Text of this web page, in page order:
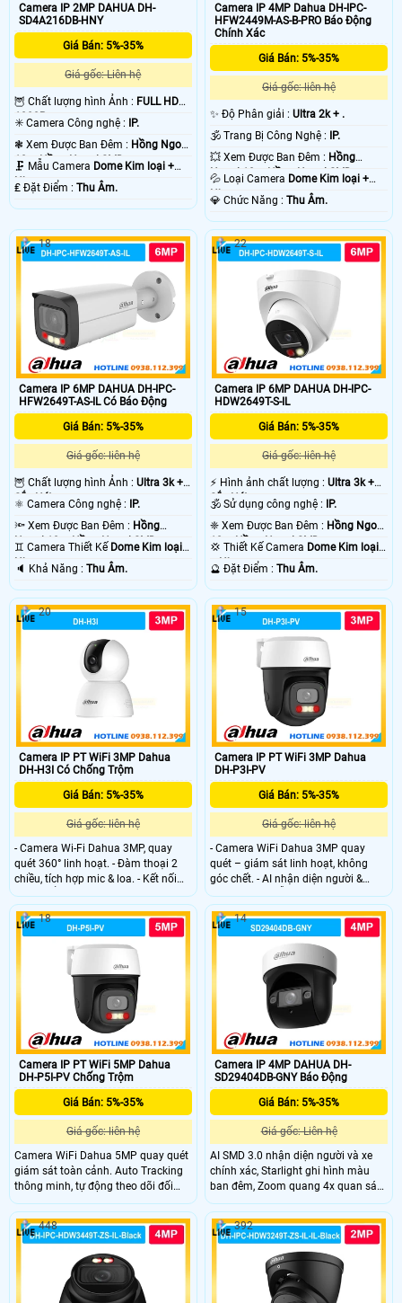
Camera IP 2MP DAHUA DH-
SD4A216DB-HNY
Giá Bán: 5%-35%
Giá gốc: Liên hệ
🦉 Chất lượng hình Ảnh : FULL HD
1080P .
✳️ Camera Công nghệ :
IP.
❃ Xem Được Ban Đêm : Hồng Ngoại
10m Hồng Ngoại SMD.
🗜️ Mẫu Camera Dome Kim loại +
Nhựa.
️₤ Đặt Điểm : Thu Âm.
Camera IP 4MP Dahua DH-IPC-
HFW2449M-AS-B-PRO Báo Động
Chính Xác
Giá Bán: 5%-35%
Giá gốc: liên hệ
✨ Độ Phân giải :Ultra 2k + .
🕉️ Trang Bị Công Nghệ :
IP.
💥 Xem Được Ban Đêm : Hồng
Ngoại 10m Hồng Ngoại SMD.
💦 Loại Camera Dome Kim loại +
Nhựa.
️💎 Chức Năng :Thu Âm.
Camera IP 6MP DAHUA DH-IPC-
HFW2649T-AS-IL Có Báo Động
Giá Bán: 5%-35%
Giá gốc: liên hệ
🦉 Chất lượng hình Ảnh : Ultra 3k +
Sắc Nét .
⚛️ Camera Công nghệ :
IP.
🔦 Xem Được Ban Đêm : Hồng
Ngoại 10m Hồng Ngoại SMD.
♊ Camera Thiết Kế Dome Kim loại +
Nhựa.
️🔈 Khả Năng : Thu Âm.
18
Camera IP 6MP DAHUA DH-IPC-
HDW2649T-S-IL
Giá Bán: 5%-35%
Giá gốc: liên hệ
️⚡ Hình ảnh chất lượng :Ultra 3k +
Sắc Nét .
🕉️ Sử dụng công nghệ :
IP.
❈ Xem Được Ban Đêm : Hồng Ngoại
10m Hồng Ngoại SMD.
💢 Thiết Kế Camera Dome Kim loại
+ Nhựa.
️🔮 Đặt Điểm :Thu Âm.
22
Camera IP PT WiFi 3MP Dahua
DH-H3I Có Chống Trộm
Giá Bán: 5%-35%
Giá gốc: liên hệ
- Camera Wi-Fi Dahua 3MP, quay
quét 360° linh hoạt. - Đàm thoại 2
chiều, tích hợp mic & loa. - Kết nối
Wi-Fi 6 ổn định, xem từ xa qua điện
thoại.
20
Camera IP PT WiFi 3MP Dahua
DH-P3I-PV
Giá Bán: 5%-35%
Giá gốc: liên hệ
- Camera WiFi Dahua 3MP quay
quét – giám sát linh hoạt, không
góc chết. - AI nhận diện người &
phương tiện, hỗ trợ Auto Tracking
thông minh. - Quan sát ban đêm
30m với 4 chế độ (có màu ban
đêm). - Đàm thoại 2 chiều, tích hợp
loa cảnh báo an ninh.
15
Camera IP PT WiFi 5MP Dahua
DH-P5I-PV Chống Trộm
Giá Bán: 5%-35%
Giá gốc: liên hệ
Camera WiFi Dahua 5MP quay quét
giám sát toàn cảnh. Auto Tracking
thông minh, tự động theo dõi đối
tượng. Cảnh báo chủ động bằng còi
hú & đèn chớp khi có xâm nhập. Ghi
hình ban đêm có màu với đèn kép
thông minh 30m. Đàm thoại 2
chiều, kết nối WiFi 6 + Bluetooth tiện
lợi
18
Camera IP 4MP DAHUA DH-
SD29404DB-GNY Báo Động
Giá Bán: 5%-35%
Giá gốc: Liên hệ
AI SMD 3.0 nhận diện người và xe
chính xác, Starlight ghi hình màu
ban đêm, Zoom quang 4x quan sát
rõ ở nhiều khoảng cách.
14
448 392